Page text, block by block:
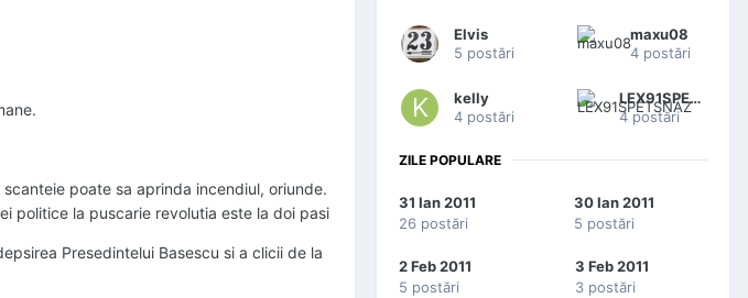
poate sa aprinda incendiul, oriunde.
politice la puscarie revolutia este la doi pasi
Presedintelui Basescu si a clicii de la
Elvis
5 postări
maxu08
4 postări
kelly
4 postări
LEX91SPETSNAZ
4 postări
ZILE POPULARE
31 Ian 2011
26 postări
30 Ian 2011
5 postări
2 Feb 2011
5 postări
3 Feb 2011
3 postări